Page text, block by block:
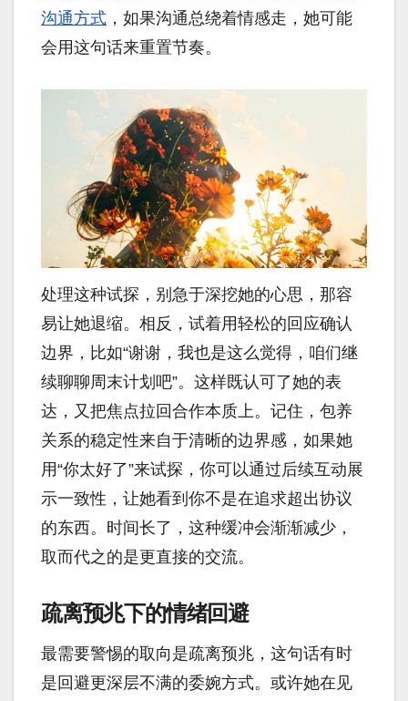
沟通方式 ，如果沟通总绕着情感走，她可能
会用这句话来重置节奏。
处理这种试探，别急于深挖她的心思，那容
易让她退缩。相反，试着用轻松的回应确认
边界，比如“谢谢，我也是这么觉得，咱们继
续聊聊周末计划吧”。这样既认可了她的表
达，又把焦点拉回合作本质上。记住，包养
关系的稳定性来自于清晰的边界感，如果她
用“你太好了”来试探，你可以通过后续互动展
示一致性，让她看到你不是在追求超出协议
的东西。时间长了，这种缓冲会渐渐减少，
取而代之的是更直接的交流。
疏离预兆下的情绪回避
最需要警惕的取向是疏离预兆，这句话有时
是回避更深层不满的委婉方式。或许她在见